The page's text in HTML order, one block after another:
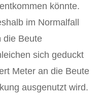
könnte.
im Normalfall
die Beute
sich geduckt
Meter an die Beute
ausgenutzt wird.